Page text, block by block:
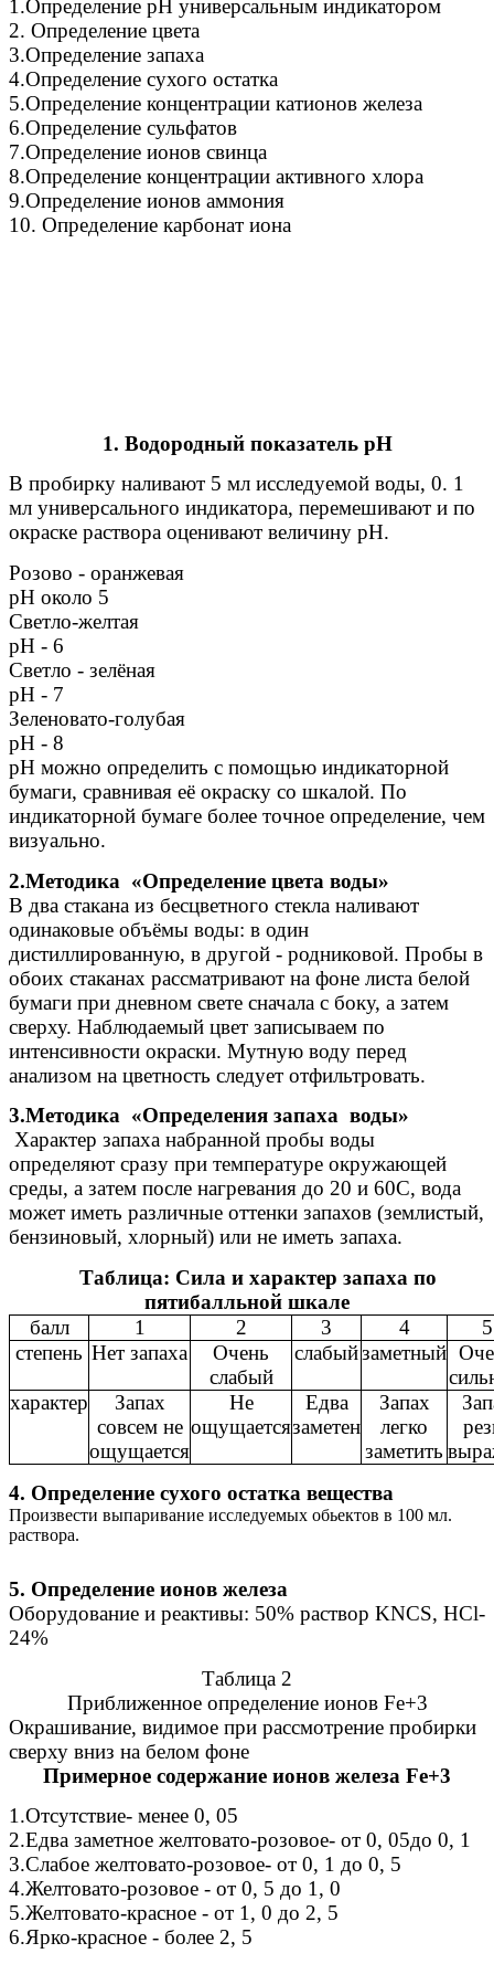
1.Определение pH универсальным индикатором
2. Определение цвета
3.Определение запаха
4.Определение сухого остатка
5.Определение концентрации катионов железа
6.Определение сульфатов
7.Определение ионов свинца
8.Определение концентрации активного хлора
9.Определение ионов аммония
10. Определение карбонат иона
1. Водородный показатель рН
В пробирку наливают 5 мл исследуемой воды, 0. 1
мл универсального индикатора, перемешивают и по
окраске раствора оценивают величину рН.
Розово - оранжевая
рН около 5
Светло-желтая
pH - 6
Светло - зелёная
рН - 7
Зеленовато-голубая
рН - 8
рН можно определить с помощью индикаторной
бумаги, сравнивая её окраску со шкалой. По
индикаторной бумаге более точное определение, чем
визуально.
2.Методика «Определение цвета воды»
В два стакана из бесцветного стекла наливают
одинаковые объёмы воды: в один
дистиллированную, в другой - родниковой. Пробы в
обоих стаканах рассматривают на фоне листа белой
бумаги при дневном свете сначала с боку, а затем
сверху. Наблюдаемый цвет записываем по
интенсивности окраски. Мутную воду перед
анализом на цветность следует отфильтровать.
3.Методика «Определения запаха воды»
Характер запаха набранной пробы воды
определяют сразу при температуре окружающей
среды, а затем после нагревания до 20 и 60С, вода
может иметь различные оттенки запахов (землистый,
бензиновый, хлорный) или не иметь запаха.
Таблица: Сила и характер запаха по
пятибалльной шкале
балл
1 2 3 4
5
степень Нет запаха
Очень
слабый
слабыйзаметный
характер
Запах
совсем не
ощущается
Не
ощущается
Едва
заметен
Запах
легко
заметить
4. Определение сухого остатка вещества
Произвести выпаривание исследуемых обьектов в 100 мл.
раствора.
5. Определение ионов железа
Оборудование и реактивы: 50% раствор KNCS, HCl-
24%
Таблица 2
Приближенное определение ионов Fe+3
Окрашивание, видимое при рассмотрение пробирки
сверху вниз на белом фоне
Примерное содержание ионов железа Fe+3
1.Отсутствие- менее 0, 05
2.Едва заметное желтовато-розовое- от 0, 05до 0, 1
3.Слабое желтовато-розовое- от 0, 1 до 0, 5
4.Желтовато-розовое - от 0, 5 до 1, 0
5.Желтовато-красное - от 1, 0 до 2, 5
6.Ярко-красное - более 2, 5